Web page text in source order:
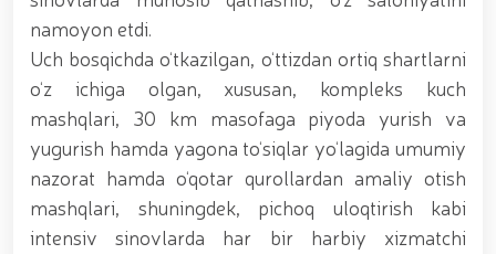
o‘tkazildi. // “8-mart – Xalqaro xotin qizlar kuni”
munosabati bilan Milliy gvardiya tizimida faoliyat
yuritib kyelayotgan ayollar uchun tantanali bayram
tadbiri tashkil etildi // Moliyaviy shaffoflik va
korrupsiyadan xoli muhitni ta’minlash bo‘yicha o‘quv
yig‘ini o‘tkazildi // Ajdodlar merosi – milliy gʻurur va
vatanparvarlik manbai // General-polkovnik
B.Tashmatov Toshkent “Temurbeklar maktabi”
harbiy akademik litseyi faoliyati bilan yaqindan
tanishdi. //Milliy gvardiya qo‘mondoni, general-
polkovnik B.Tashmatov Sirdaryo va Jizzax viloyatida
namoyon etdi.
Uch bosqichda o‘tkazilgan, o‘ttizdan ortiq shartlarni
o‘z ichiga olgan, xususan, kompleks kuch
mashqlari, 30 km masofaga piyoda yurish va
yugurish hamda yagona to‘siqlar yo‘lagida umumiy
nazorat hamda o‘qotar qurollardan amaliy otish
mashqlari, shuningdek, pichoq uloqtirish kabi
intensiv sinovlarda har bir harbiy xizmatchi